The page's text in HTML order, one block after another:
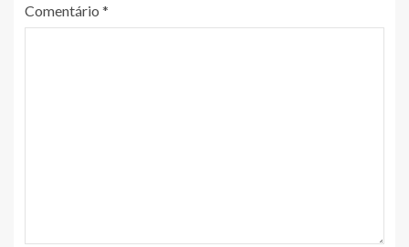
Comentário *